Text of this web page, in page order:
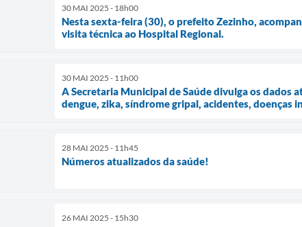
30 MAI 2025 - 18h00
Nesta sexta-feira (30), o prefeito Zezinho,
visita técnica ao Hospital Regional.
30 MAI 2025 - 11h00
A Secretaria Municipal de Saúde divulga os
dengue, zika, síndrome gripal, acidentes, doenças
28 MAI 2025 - 11h45
Números atualizados da saúde!
26 MAI 2025 - 15h30